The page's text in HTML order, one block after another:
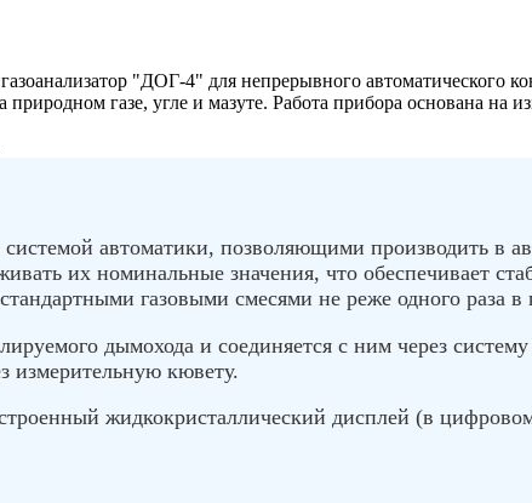
"ДОГ-4" для непрерывного автоматического
газе, угле и мазуте. Работа прибора основана на
автоматики, позволяющими производить в
их номинальные значения, что обеспечивает
газовыми смесями не реже одного раза в
дымохода и соединяется с ним через
измерительную кювету.
жидкокристаллический дисплей (в